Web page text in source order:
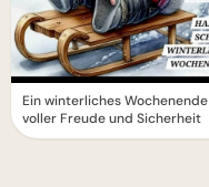
Ein winterliches Wochenende
voller Freude und Sicherheit